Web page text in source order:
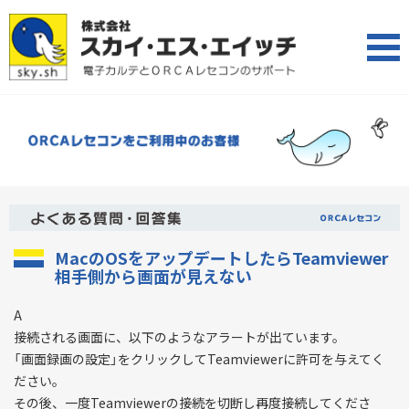
MacのOSをアップデートしたらTeamviewer
相手側から画面が見えない
A
接続される画面に、以下のようなアラートが出ています。
「画面録画の設定」をクリックしてTeamviewerに許可を与えてく
ださい。
その後、一度Teamviewerの接続を切断し再度接続してくださ